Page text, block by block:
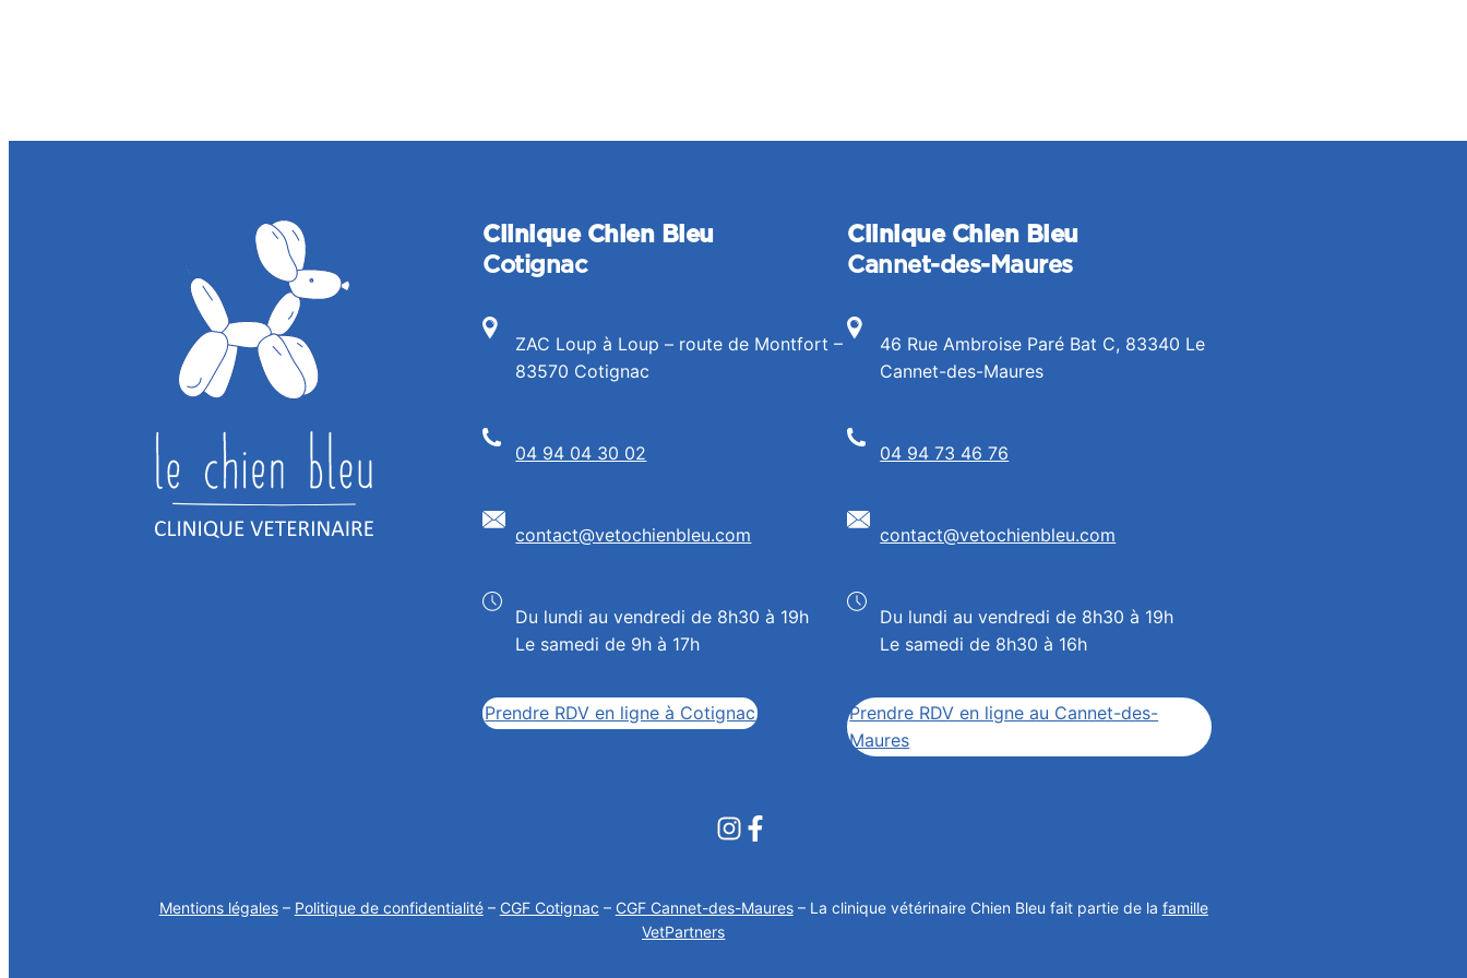
Clinique Chien Bleu
Cotignac
ZAC Loup à Loup – route de Montfort –
83570 Cotignac
04 94 04 30 02
contact@vetochienbleu.com
Du lundi au vendredi de 8h30 à 19h
Le samedi de 9h à 17h
Prendre RDV en ligne à Cotignac
Clinique Chien Bleu
Cannet-des-Maures
46 Rue Ambroise Paré Bat C, 83340 Le
Cannet-des-Maures
04 94 73 46 76
contact@vetochienbleu.com
Du lundi au vendredi de 8h30 à 19h
Le samedi de 8h30 à 16h
Prendre RDV en ligne au Cannet-des-
Maures
Mentions légales– Politique de confidentialité– CGF Cotignac – CGF Cannet-des-Maures– La clinique vétérinaire Chien Bleu fait partie de la famille
VetPartners